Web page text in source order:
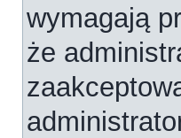
wymagają
że